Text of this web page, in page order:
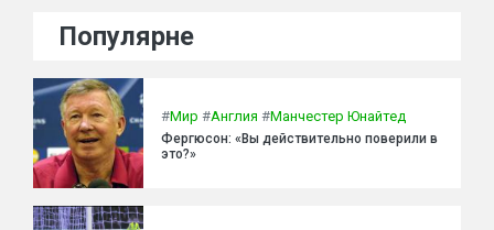
Популярне
#Мир #Англия #Манчестер Юнайтед
Фергюсон: «Вы действительно поверили в
это?»